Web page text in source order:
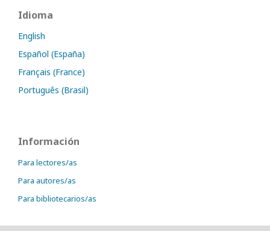
Idioma
English
Español (España)
Français (France)
Português (Brasil)
Información
Para lectores/as
Para autores/as
Para bibliotecarios/as